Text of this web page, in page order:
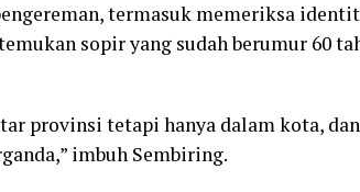
termasuk memeriksa
sopir yang sudah berumur 60
provinsi tetapi hanya dalam kota,
imbuh Sembiring.